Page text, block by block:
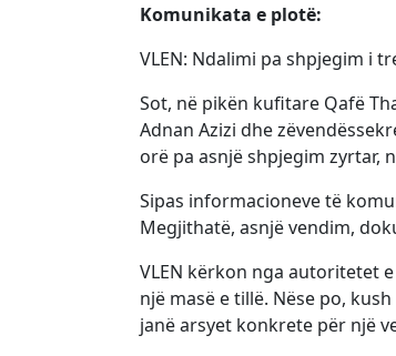
Komunikata e plotë:
VLEN: Ndalimi pa shpjegim i
Sot, në pikën kufitare Qafë
Adnan Azizi dhe
orë pa asnjë shpjegim zyrtar,
Sipas informacioneve të
Megjithatë, asnjë vendim,
VLEN kërkon nga autoritetet
një masë e tillë. Nëse po,
janë arsyet konkrete për një